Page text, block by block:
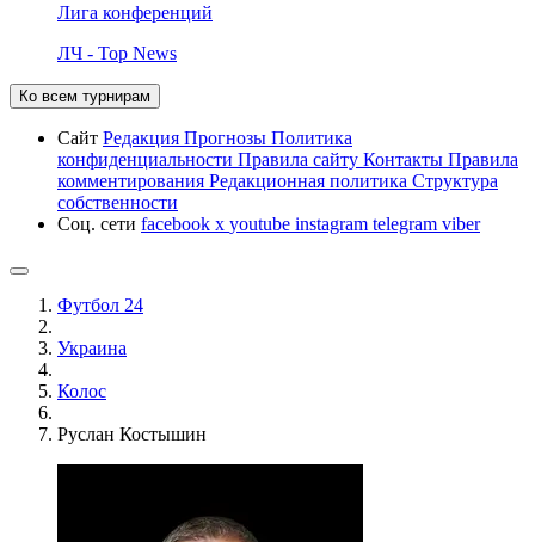
Лига конференций
ЛЧ - Top News
Ко всем турнирам
Сайт Редакция Прогнозы Политика
конфиденциальности Правила сайту Контакты Правила
комментирования Редакционная политика Структура
собственности
Соц. сети facebook x youtube instagram telegram viber
Футбол 24
Украина
Колос
Руслан Костышин